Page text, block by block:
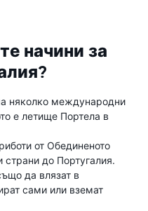
начини за
няколко международни
е летище Портела в
от Обединеното
страни до Португалия.
да влязат в
сами или вземат